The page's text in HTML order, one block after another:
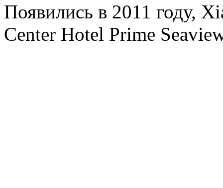
Появились в 2011 году,
Center Hotel Prime